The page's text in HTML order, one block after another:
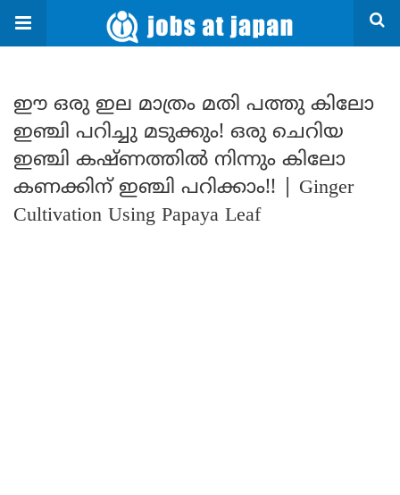
ഈ ഒരു ഇല മാത്രം മതി പത്തു കിലോ
ഇഞ്ചി പറിച്ചു മടുക്കും! ഒരു ചെറിയ
ഇഞ്ചി കഷ്ണത്തിൽ നിന്നും കിലോ
കണക്കിന് ഇഞ്ചി പറിക്കാം!! | Ginger
Cultivation Using Papaya Leaf